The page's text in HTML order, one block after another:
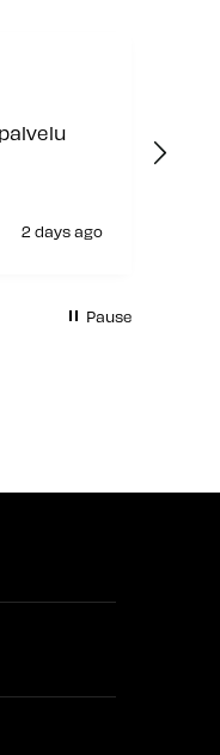
2 days ago
Pause